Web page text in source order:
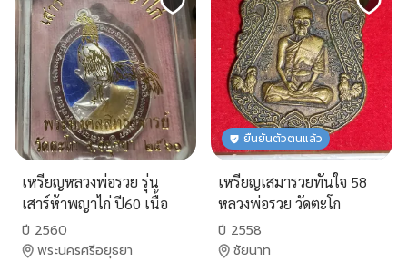
เหรียญหลวงพ่อรวย รุ่น
เสาร์ห้าพญาไก่ ปี60 เนื้อ
เงินลงยา
ปี 2560
พระนครศรีอยุธยา
ยืนยันตัวตนแล้ว
เหรียญเสมารวยทันใจ 58
หลวงพ่อรวย วัดตะโก
ปี 2558
ชัยนาท